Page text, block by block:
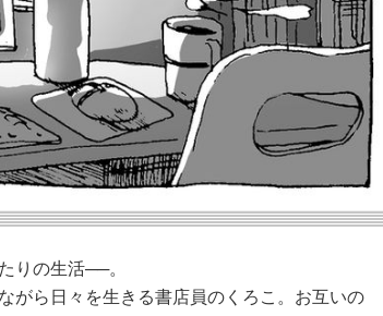
りの生活──。
がら日々を生きる書店員のくろこ。お互いの